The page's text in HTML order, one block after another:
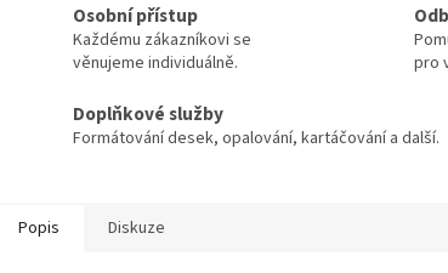
Osobní přístup
Každému zákazníkovi se
věnujeme individuálně.
pro
Doplňkové služby
Formátování desek, opalování, kartáčování a další.
Popis Diskuze